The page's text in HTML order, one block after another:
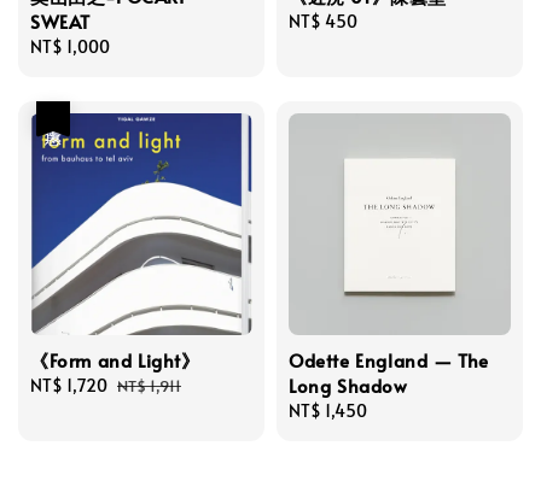
SWEAT
Regular
NT$ 1,000
Regular
NT$ 450
《Form and Light》
Sale
NT$ 1,720 Regular
NT$ 1,911
Odette England — The
Long Shadow
Regular
NT$ 1,450